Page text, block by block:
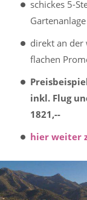
schickes 5-
Gartenanlage
direkt an der
flachen
inkl. Flug
1821,--
hier weiter